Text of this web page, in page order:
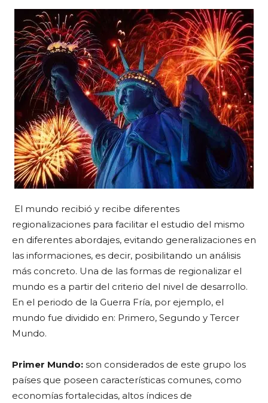
El mundo recibió y recibe diferentes
regionalizaciones para facilitar el estudio del mismo
en diferentes abordajes, evitando generalizaciones en
las informaciones, es decir, posibilitando un análisis
más concreto. Una de las formas de regionalizar el
mundo es a partir del criterio del nivel de desarrollo.
En el periodo de la Guerra Fría, por ejemplo, el
mundo fue dividido en: Primero, Segundo y Tercer
Mundo.
Primer Mundo: son considerados de este grupo los
países que poseen características comunes, como
economías fortalecidas, altos índices de